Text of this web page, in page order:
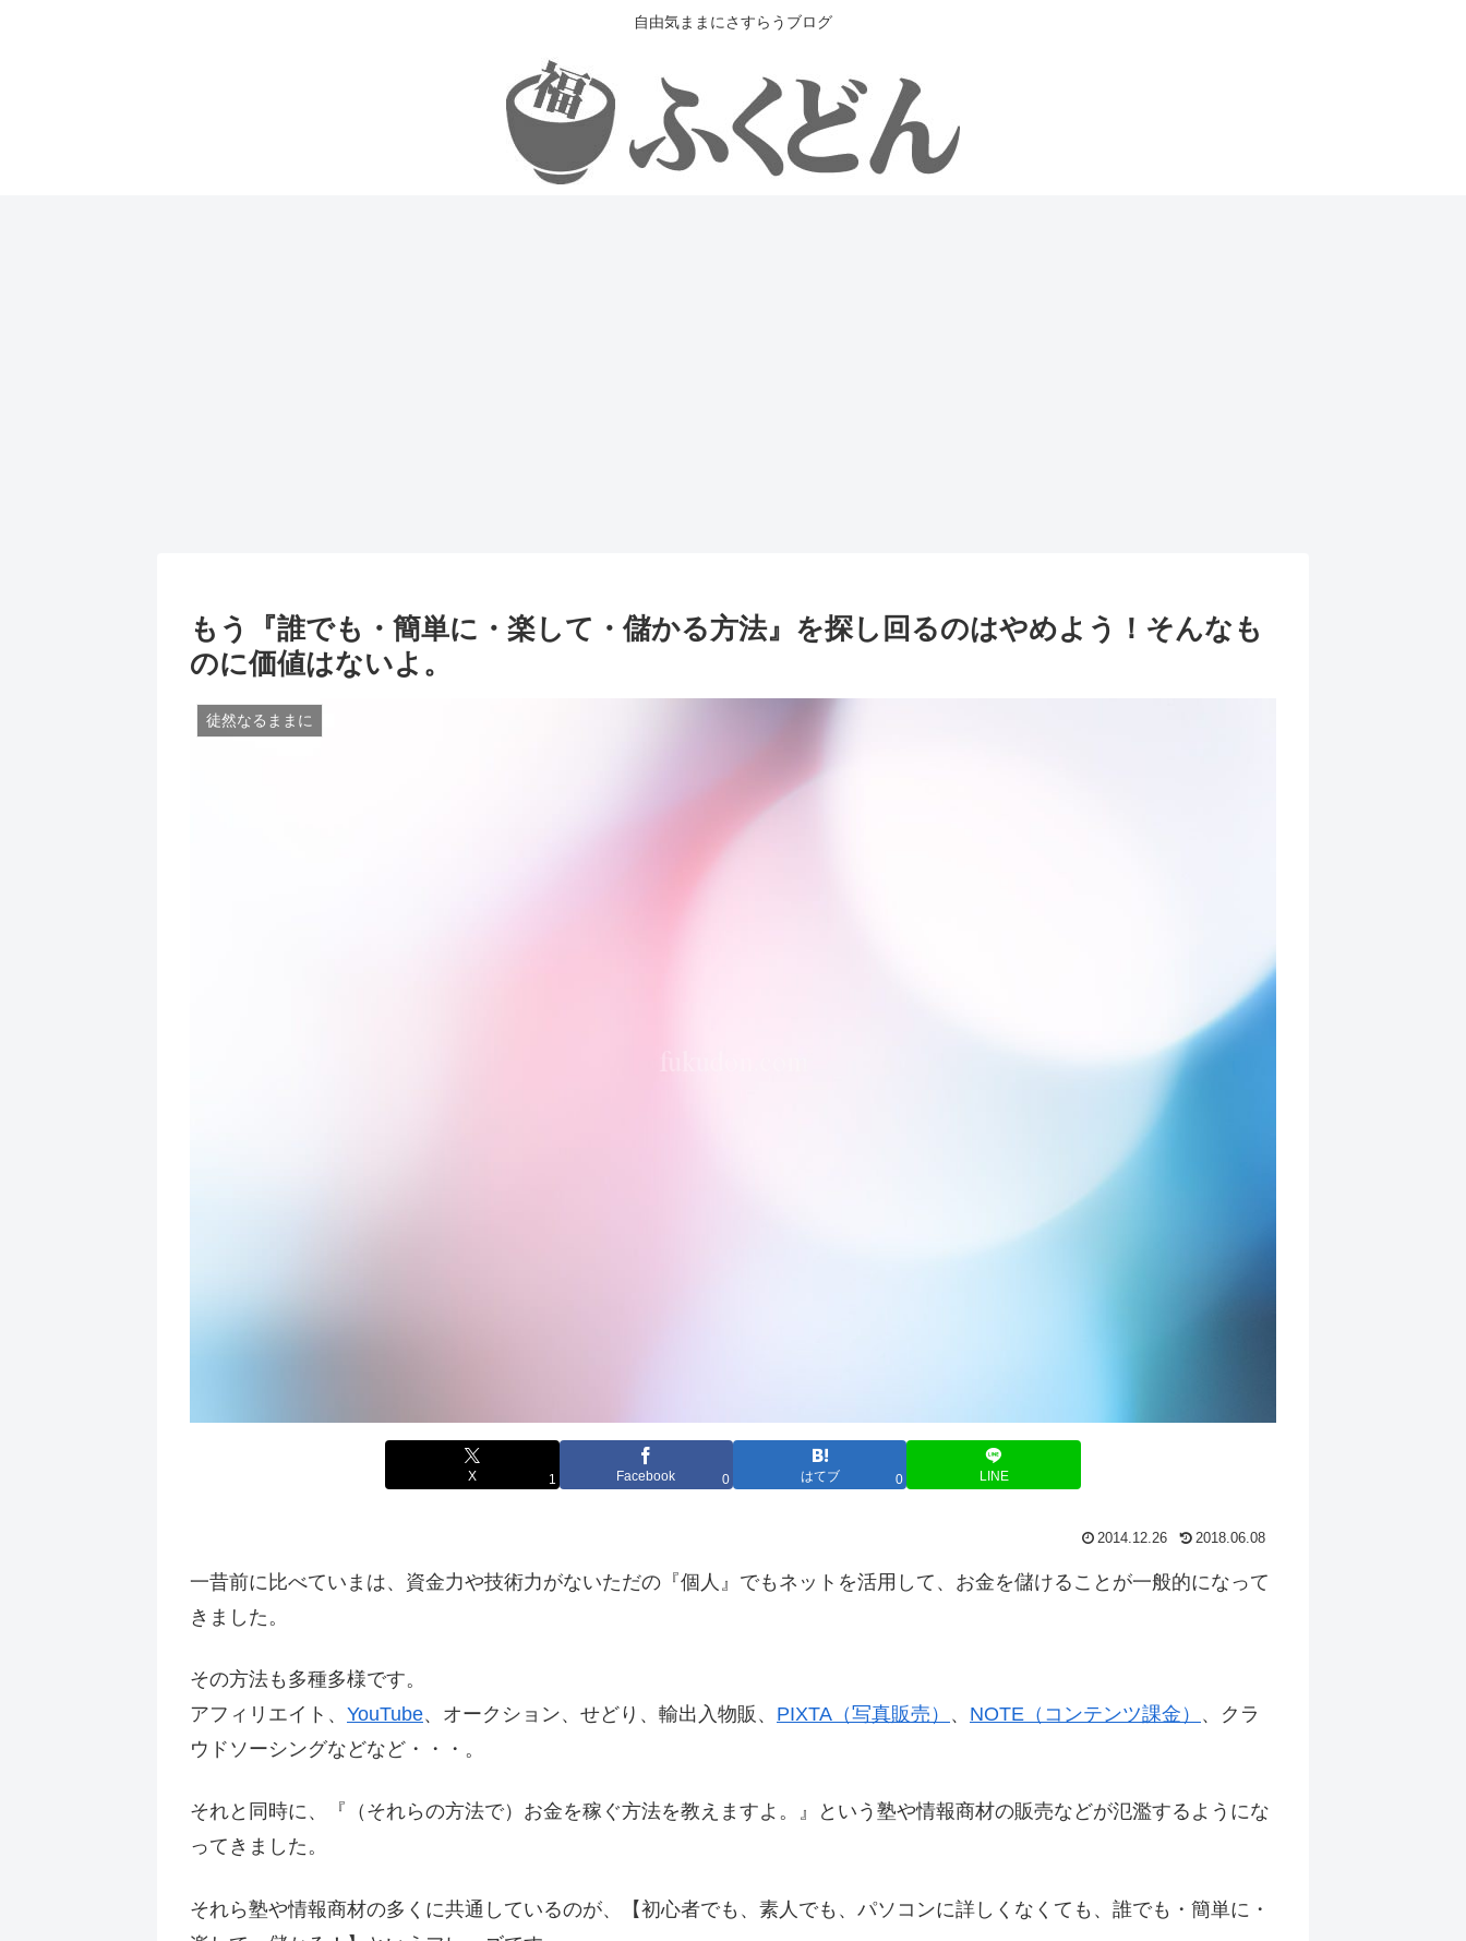
自由気ままにさすらうブログ
もう『誰でも・簡単に・楽して・儲かる方法』を探し回るのはやめよう！そんなも
のに価値はないよ。
徒然なるままに
X 1 Facebook 0 はてブ 0 LINE
2014.12.26 2018.06.08
一昔前に比べていまは、資金力や技術力がないただの『個人』でもネットを活用して、お金を儲けることが一般的になって
きました。
その方法も多種多様です。
アフィリエイト、 YouTube、オークション、せどり、輸出入物販、 PIXTA（写真販売） 、 NOTE（コンテンツ課金） 、クラ
ウドソーシングなどなど・・・。
それと同時に、『（それらの方法で）お金を稼ぐ方法を教えますよ。』という塾や情報商材の販売などが氾濫するようにな
ってきました。
それら塾や情報商材の多くに共通しているのが、【初心者でも、素人でも、パソコンに詳しくなくても、誰でも・簡単に・